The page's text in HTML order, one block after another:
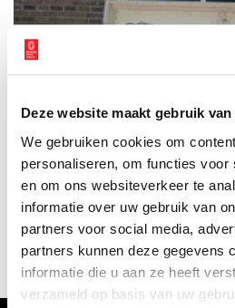
Deze website maakt gebruik
We gebruiken cookies om
personaliseren, om functies voor
en om ons websiteverkeer te
informatie over uw gebruik van
partners voor social media,
partners kunnen deze gegevens
informatie die u aan ze heeft
verzameld op basis van uw
Het is rond 1640 een drukte van
Sint Anthoniesbreestraat te
worden ontvangen. De opleiding
aandacht. Rembrandts eerste vrouw
regelt de huishouding en leeft zoals
het is niet allemaal rozengeur en